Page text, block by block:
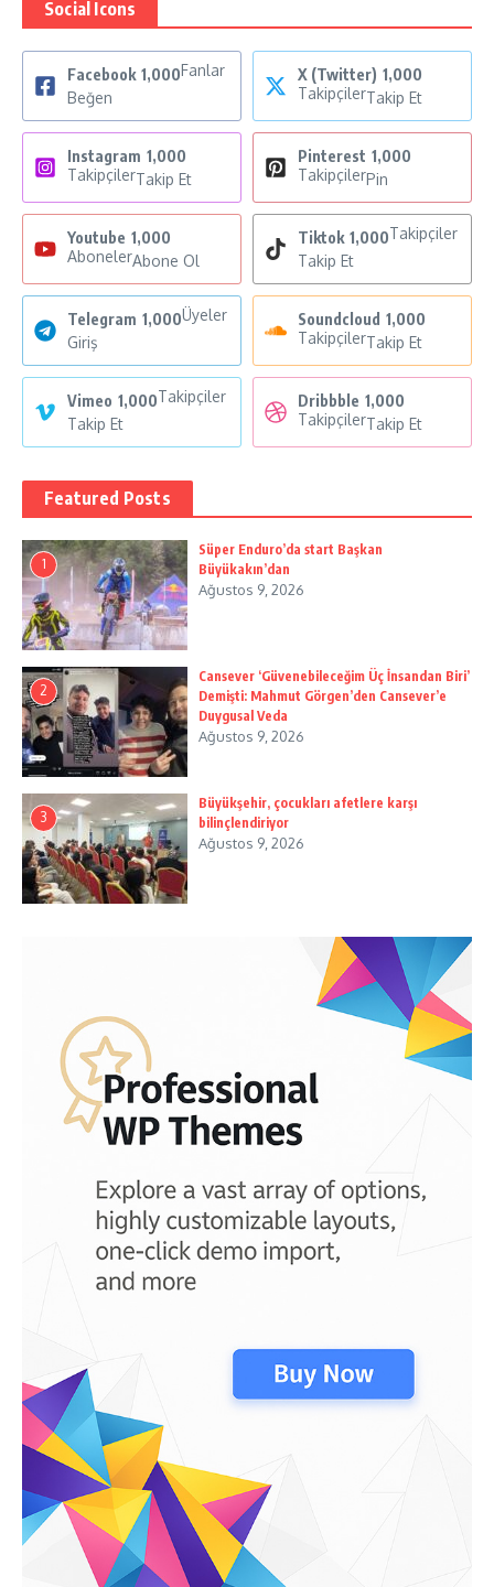
Social Icons
Facebook 1,000Fanlar
Beğen
X (Twitter) 1,000
TakipçilerTakip Et
Instagram 1,000
TakipçilerTakip Et
Pinterest 1,000
TakipçilerPin
Youtube 1,000
AbonelerAbone Ol
Tiktok 1,000Takipçiler
Takip Et
Telegram 1,000Üyeler
Giriş
Soundcloud 1,000
TakipçilerTakip Et
Vimeo 1,000Takipçiler
Takip Et
Dribbble 1,000
TakipçilerTakip Et
Featured Posts
1
Süper Enduro’da start Başkan
Büyükakın’dan
Ağustos 9, 2026
2
Cansever ‘Güvenebileceğim Üç İnsandan Biri’
Demişti: Mahmut Görgen’den Cansever’e
Duygusal Veda
Ağustos 9, 2026
3
Büyükşehir, çocukları afetlere karşı
bilinçlendiriyor
Ağustos 9, 2026